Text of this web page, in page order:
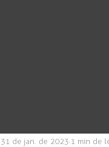
31 de jan. de 2023 1 min de